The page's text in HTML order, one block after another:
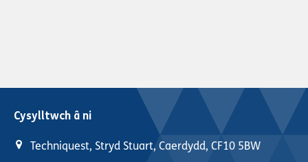
Cysylltwch â ni
Techniquest, Stryd Stuart, Caerdydd, CF10 5BW